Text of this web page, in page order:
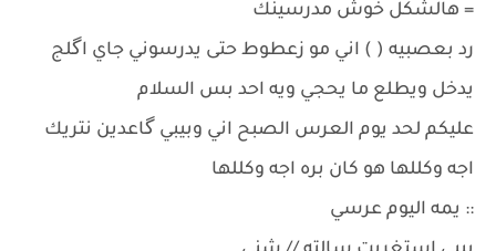
= هالشكل خوش مدرسينك
رد بعصبيه ( ) اني مو زعطوط حتى يدرسوني جاي اگلج
يدخل ويطلع ما يحجي ويه احد بس السلام
عليكم لحد يوم العرس الصبح اني وبيبي گاعدين نتريك
اجه وكللها هو كان بره اجه وكللها
:: يمه اليوم عرسي